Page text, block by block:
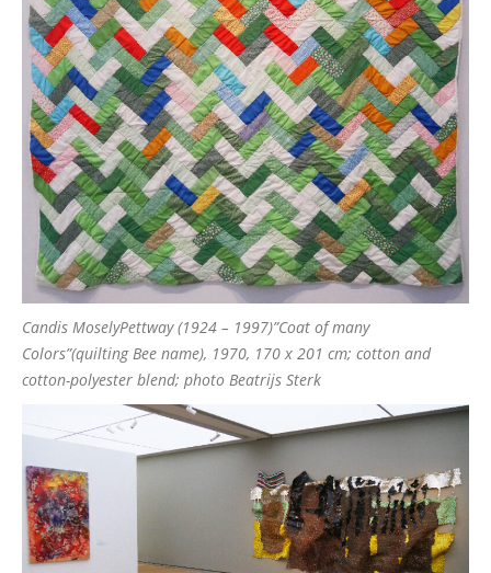
Candis MoselyPettway (1924 – 1997)”Coat of many
Colors”(quilting Bee name), 1970, 170 x 201 cm; cotton and
cotton-polyester blend; photo Beatrijs Sterk